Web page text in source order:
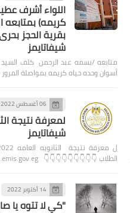
اللواء أشرف
كريمه) بمتابعه
بقرية الحجز
شيفاتايمز
متابعه /بسمه عبد الرحمن كلف
أسوان وحده حياه كريمه بمواصلة المرور
06 أغسطس 2022
شيفاتايمز
الطلاب 👇👇👇👇👇👇👇👇👇 https://g12.emis.gov.eg/ وال…
14 أكتوبر 2022
"كي لا تتوه يا